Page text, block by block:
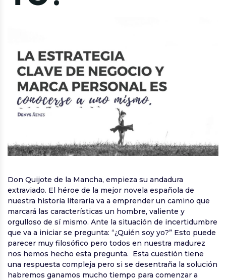
Don Quijote de la Mancha, empieza su andadura
extraviado. El héroe de la mejor novela española de
nuestra historia literaria va a emprender un camino que
marcará las características un hombre, valiente y
orgulloso de sí mismo. Ante la situación de incertidumbre
que va a iniciar se pregunta: “¿Quién soy yo?” Esto puede
parecer muy filosófico pero todos en nuestra madurez
nos hemos hecho esta pregunta. Esta cuestión tiene
una respuesta compleja pero si se desentraña la solución
habremos ganamos mucho tiempo para comenzar a